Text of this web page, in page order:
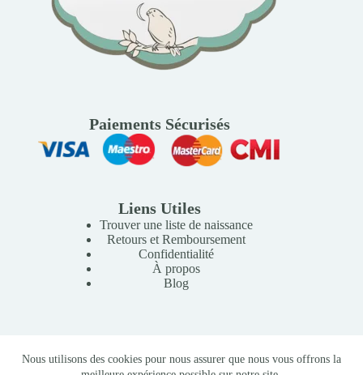
Nous utilisons des cookies pour nous assurer que nous vous offrons la
Paiements Sécurisés
Liens Utiles
Trouver une liste de naissance
Retours et Remboursement
Confidentialité
À propos
Blog
Copyright © 2026 Mille Lunes - Création du site :
Baptiste
-Conditions Générales de Vente